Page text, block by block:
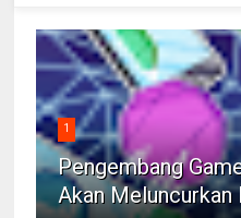
1
Pengembang
Akan Meluncurkan